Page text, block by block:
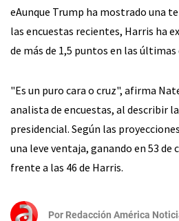
eAunque Trump ha mostrado una
las encuestas recientes, Harris ha
de más de 1,5 puntos en las últimas
"Es un puro cara o cruz", afirma
analista de encuestas, al describir
presidencial. Según las
una leve ventaja, ganando en 53 de
frente a las 46 de Harris.
Por Redacción América